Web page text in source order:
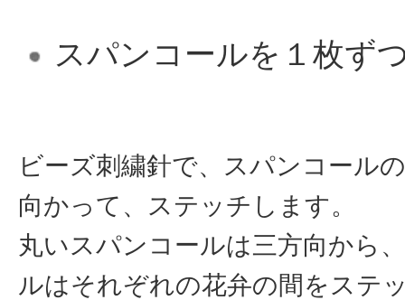
スパンコールを１枚ず
ビーズ刺繍針で、スパンコール
向かって、ステッチします。
丸いスパンコールは三方向から
ルはそれぞれの花弁の間をステ